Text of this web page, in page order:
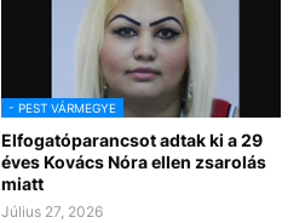
- PEST VÁRMEGYE
Elfogatóparancsot adtak ki a 29
éves Kovács Nóra ellen zsarolás
miatt
Július 27, 2026